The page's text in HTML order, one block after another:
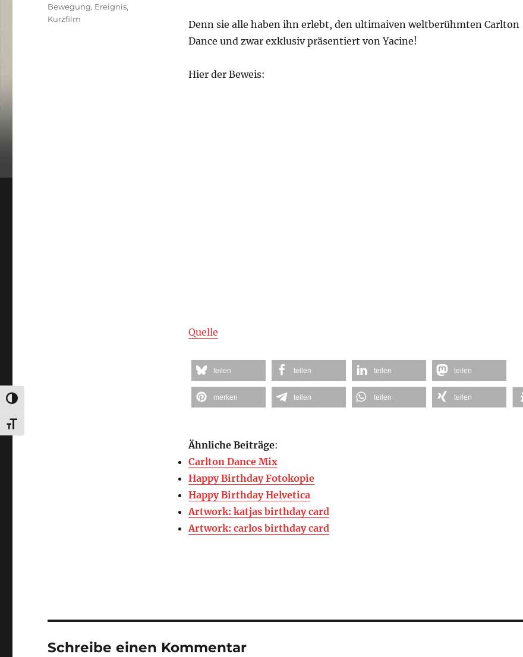
UMSCHALTEN AUF HOHE KONTRASTE
SCHRIFT VERGRÖSSERN
Denn sie alle haben ihn erlebt, den ultimaiven weltberühmten Carlton
Dance und zwar exklusiv präsentiert von Yacine!
Hier der Beweis:
Quelle
teilen teilen teilen teilen
merken teilen teilen teilen
Ähnliche Beiträge:
Carlton Dance Mix
Happy Birthday Fotokopie
Happy Birthday Helvetica
Artwork: katjas birthday card
Artwork: carlos birthday card
Kategorien
Bewegung, Ereignis,
Kurzfilm
Schreibe einen Kommentar